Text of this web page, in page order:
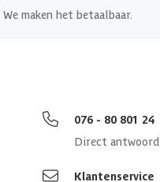
We maken het betaalbaar.
076 - 80 801 24
Direct antwoord
Klantenservice